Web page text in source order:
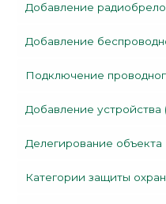
Добавление
Добавление
Подключение
Добавление устройства
Делегирование объекта
Категории защиты